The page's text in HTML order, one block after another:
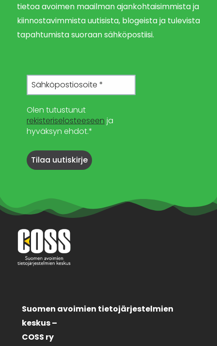
tietoa avoimen maailman ajankohtaisimmista ja
kiinnostavimmista uutisista, blogeista ja tulevista
tapahtumista suoraan sähköpostiisi.
Olen tutustunut
rekisteriselosteeseen ja
hyväksyn ehdot.*
Suomen avoimien tietojärjestelmien
keskus –
COSS ry